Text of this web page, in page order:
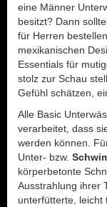
eine Männer
besitzt? Dann
für Herren
mexikanischen
Essentials für
stolz zur Schau
Gefühl schätzen,
Alle Basic
verarbeitet, dass
werden können.
Unter- bzw.
körperbetonte
Ausstrahlung ihrer
unterfütterte, leicht